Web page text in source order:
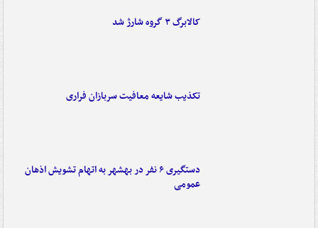
کالابرگ ۳ گروه شارژ شد
تکذیب شایعه معافیت سربازان فراری
دستگیری ۶ نفر در بهشهر به اتهام تشویش اذهان
عمومی